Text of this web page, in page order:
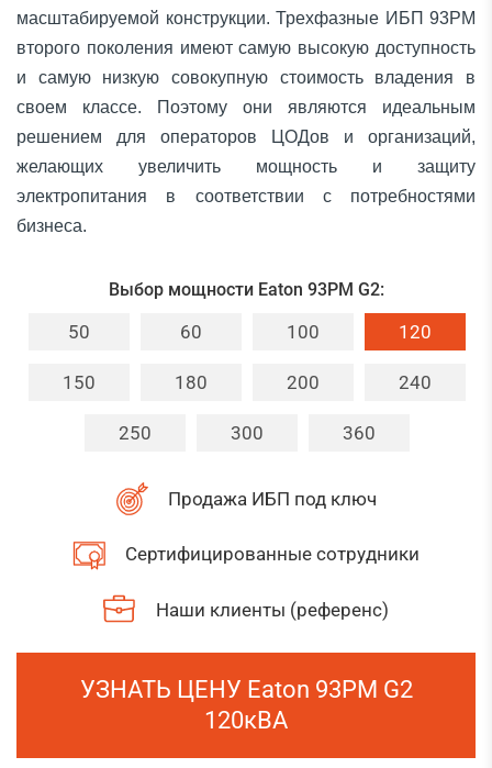
масштабируемой конструкции. Трехфазные ИБП 93PM
второго поколения имеют самую высокую доступность
и самую низкую совокупную стоимость владения в
своем классе. Поэтому они являются идеальным
решением для операторов ЦОДов и организаций,
желающих увеличить мощность и защиту
электропитания в соответствии с потребностями
бизнеса.
Выбор мощности Eaton 93PM G2:
50 60 100 120
150 180 200 240
250 300 360
Продажа ИБП под ключ
Сертифицированные сотрудники
Наши клиенты (референс)
УЗНАТЬ ЦЕНУ Eaton 93PM G2
120кВА